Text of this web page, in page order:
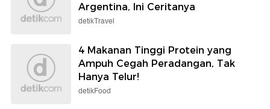
Argentina, Ini Ceritanya
detikTravel
4 Makanan Tinggi Protein yang
Ampuh Cegah Peradangan, Tak
Hanya Telur!
detikFood